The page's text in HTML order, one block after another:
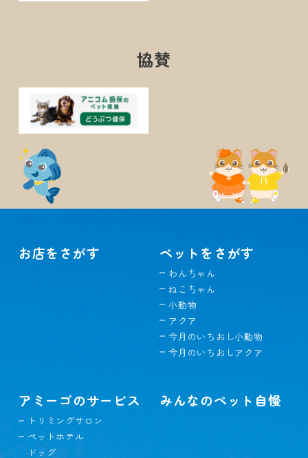
協賛
お店をさがす ペットをさがす
わんちゃん
ねこちゃん
小動物
アクア
今月のいちおし小動物
今月のいちおしアクア
アミーゴのサービス
トリミングサロン
ペットホテル
ドッグ
みんなのペット自慢